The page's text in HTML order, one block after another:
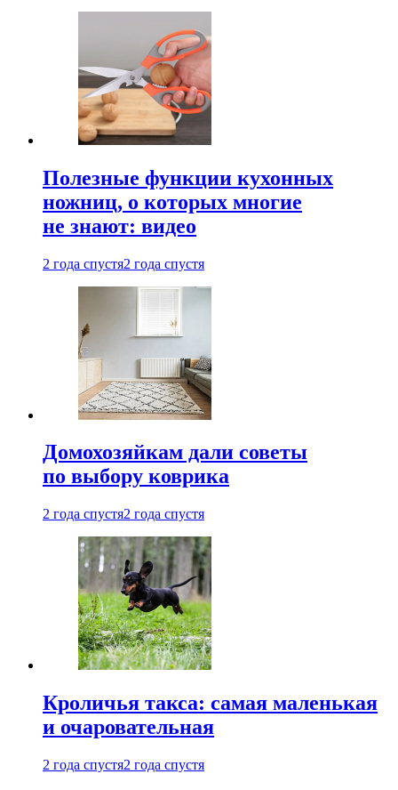
Полезные функции кухонных
ножниц, о которых многие
не знают: видео
2 года спустя2 года спустя
Домохозяйкам дали советы
по выбору коврика
2 года спустя2 года спустя
Кроличья такса: самая маленькая
и очаровательная
2 года спустя2 года спустя